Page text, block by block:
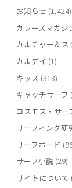
お知らせ (1,424)
カラーズマガジ
カルチャー＆ス
カルデイ (1)
キッズ (313)
キャッチサーフ
コスモス・サー
サーフィング研
サーフボード
サーフ小説 (29)
サイトについて